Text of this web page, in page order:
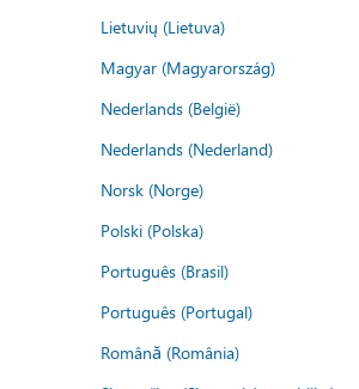
Lietuvių (Lietuva)
Magyar (Magyarország)
Nederlands (België)
Nederlands (Nederland)
Norsk (Norge)
Polski (Polska)
Português (Brasil)
Português (Portugal)
Română (România)